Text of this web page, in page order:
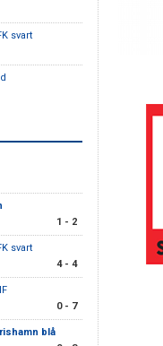
svart
1 - 2
svart
4 - 4
0 - 7
blå